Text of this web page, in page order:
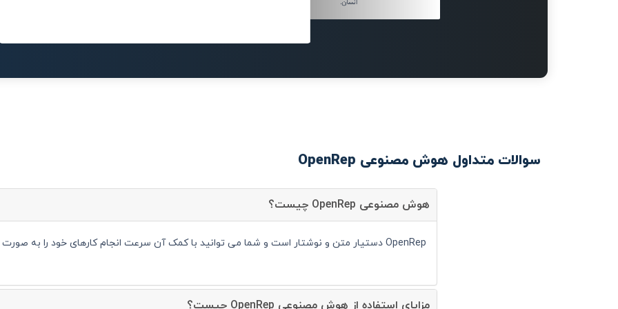
انسان.
سوالات متداول هوش مصنوعی OpenRep
هوش مصنوعی OpenRep چیست؟
OpenRep دستیار متن و نوشتار است و شما می توانید با کمک آن سرعت انجام کارهای خود را به صورت قابل توجهی افزایش دهید.
مزایای استفاده از هوش مصنوعی OpenRep چیست؟